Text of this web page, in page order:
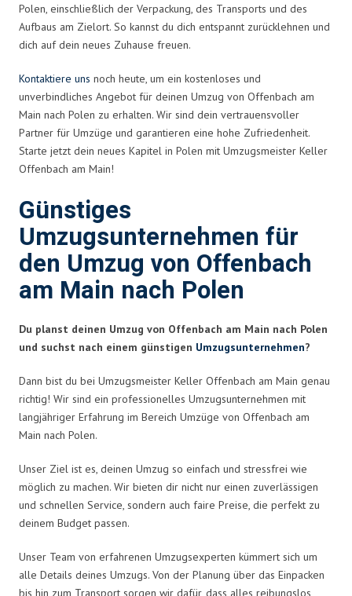
Polen, einschließlich der Verpackung, des Transports und des
Aufbaus am Zielort. So kannst du dich entspannt zurücklehnen und
dich auf dein neues Zuhause freuen.
Kontaktiere uns noch heute, um ein kostenloses und
unverbindliches Angebot für deinen Umzug von Offenbach am
Main nach Polen zu erhalten. Wir sind dein vertrauensvoller
Partner für Umzüge und garantieren eine hohe Zufriedenheit.
Starte jetzt dein neues Kapitel in Polen mit Umzugsmeister Keller
Offenbach am Main!
Günstiges
Umzugsunternehmen für
den Umzug von Offenbach
am Main nach Polen
Du planst deinen Umzug von Offenbach am Main nach Polen
und suchst nach einem günstigen Umzugsunternehmen?
Dann bist du bei Umzugsmeister Keller Offenbach am Main genau
richtig! Wir sind ein professionelles Umzugsunternehmen mit
langjähriger Erfahrung im Bereich Umzüge von Offenbach am
Main nach Polen.
Unser Ziel ist es, deinen Umzug so einfach und stressfrei wie
möglich zu machen. Wir bieten dir nicht nur einen zuverlässigen
und schnellen Service, sondern auch faire Preise, die perfekt zu
deinem Budget passen.
Unser Team von erfahrenen Umzugsexperten kümmert sich um
alle Details deines Umzugs. Von der Planung über das Einpacken
bis hin zum Transport sorgen wir dafür, dass alles reibungslos